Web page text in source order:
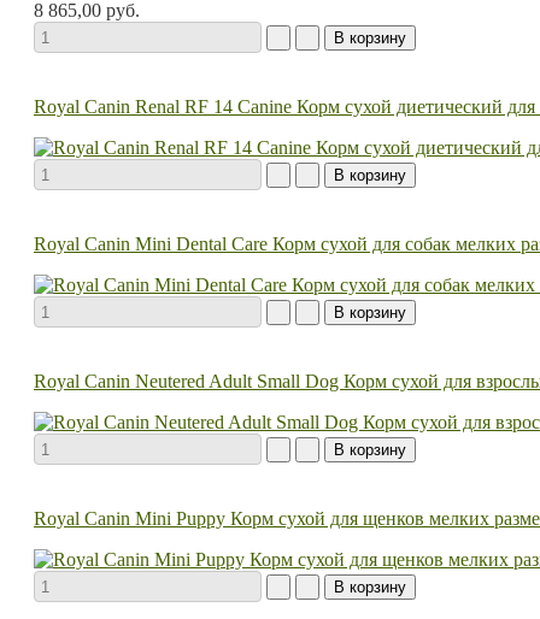
8 865,00 руб.
Royal Canin Renal RF 14 Canine Корм сухой диетический
Royal Canin Mini Dental Care Корм сухой для собак мелких
Royal Canin Neutered Adult Small Dog Корм сухой для
Royal Canin Mini Puppy Корм сухой для щенков мелких